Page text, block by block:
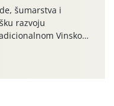
šumarstva i
razvoju
Vinskom
u Domu vinarske
Pelješcu, u